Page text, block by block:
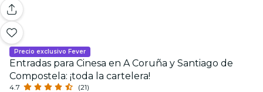
Precio exclusivo Fever
Entradas para Cinesa en A Coruña y Santiago de
Compostela: ¡toda la cartelera!
4.7 (21)